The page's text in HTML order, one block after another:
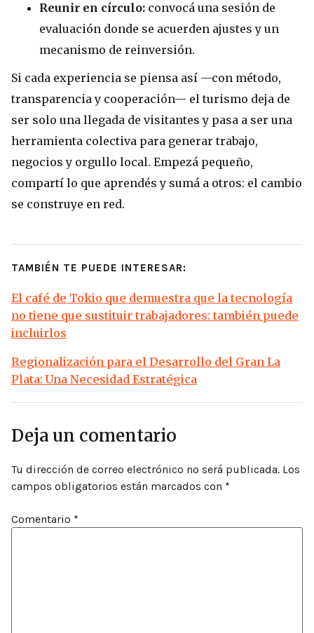
Reunir en círculo: convocá una sesión de
evaluación donde se acuerden ajustes y un
mecanismo de reinversión.
Si cada experiencia se piensa así —con método,
transparencia y cooperación— el turismo deja de
ser solo una llegada de visitantes y pasa a ser una
herramienta colectiva para generar trabajo,
negocios y orgullo local. Empezá pequeño,
compartí lo que aprendés y sumá a otros: el cambio
se construye en red.
TAMBIÉN TE PUEDE INTERESAR:
El café de Tokio que demuestra que la tecnología
no tiene que sustituir trabajadores: también puede
incluirlos
Regionalización para el Desarrollo del Gran La
Plata: Una Necesidad Estratégica
Deja un comentario
Tu dirección de correo electrónico no será publicada. Los
campos obligatorios están marcados con *
Comentario *